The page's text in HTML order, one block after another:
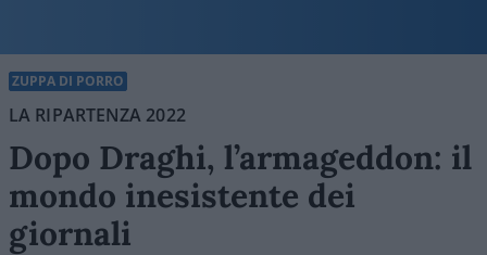
ZUPPA DI PORRO
LA RIPARTENZA 2022
Dopo Draghi, l’armageddon: il
mondo inesistente dei
giornali